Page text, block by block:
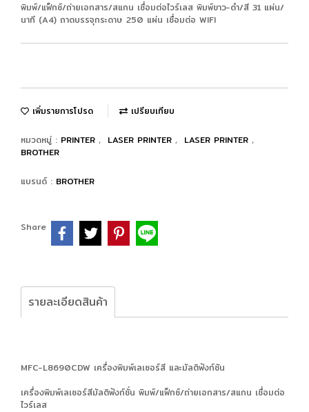
พิมพ์/แฟ็กซ์/ถ่ายเอกสาร/สแกน เชื่อมต่อไวร์เลส พิมพ์ขาว-ดำ/สี 31 แผ่น/
นาที (A4) ถาดบรรจุกระดาษ 250 แผ่น เชื่อมต่อ WIFI
เพิ่มรายการโปรด เปรียบเทียบ
หมวดหมู่ : PRINTER , LASER PRINTER , LASER PRINTER ,
BROTHER
แบรนด์ : BROTHER
Share
รายละเอียดสินค้า
MFC-L8690CDW เครื่องพิมพ์เลเซอร์สี และมัลติฟังก์ชัน
เครื่องพิมพ์เลเซอร์สีมัลติฟังก์ชั่น พิมพ์/แฟ็กซ์/ถ่ายเอกสาร/สแกน เชื่อมต่อ
ไวร์เลส